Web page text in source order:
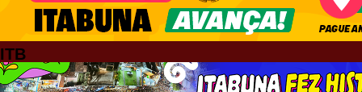
ITB